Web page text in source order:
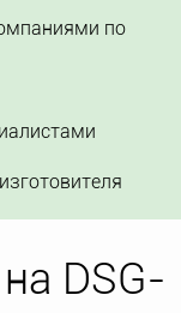
по
DSG-